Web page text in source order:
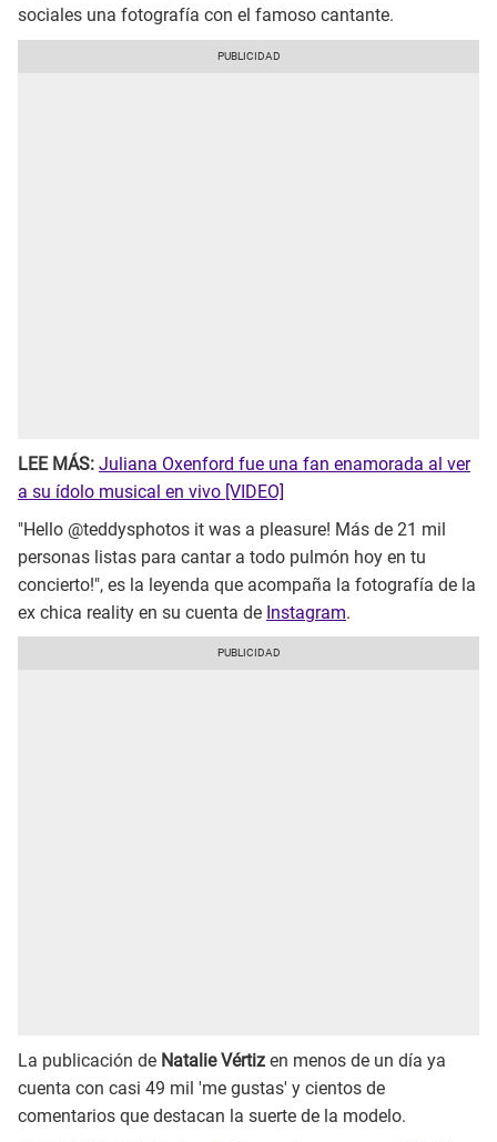
sociales una fotografía con el famoso cantante.
LEE MÁS: Juliana Oxenford fue una fan enamorada al ver
a su ídolo musical en vivo [VIDEO]
"Hello @teddysphotos it was a pleasure! Más de 21 mil
personas listas para cantar a todo pulmón hoy en tu
concierto!", es la leyenda que acompaña la fotografía de la
ex chica reality en su cuenta de Instagram.
La publicación de Natalie Vértiz en menos de un día ya
cuenta con casi 49 mil 'me gustas' y cientos de
comentarios que destacan la suerte de la modelo.